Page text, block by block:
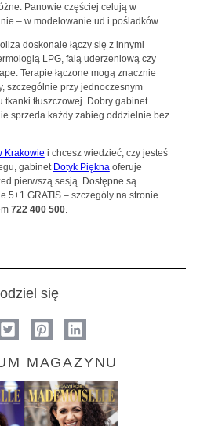
Panowie częściej celują w
– w modelowanie ud i pośladków.
doskonale łączy się z innymi
LPG, falą uderzeniową czy
Terapie łączone mogą znacznie
szczególnie przy jednoczesnym
tłuszczowej. Dobry gabinet
sprzeda każdy zabieg oddzielnie bez
Krakowie i chcesz wiedzieć, czy jesteś
gabinet Dotyk Piękna oferuje
pierwszą sesją. Dostępne są
5+1 GRATIS – szczegóły na stronie
722 400 500.
się
MAGAZYNU